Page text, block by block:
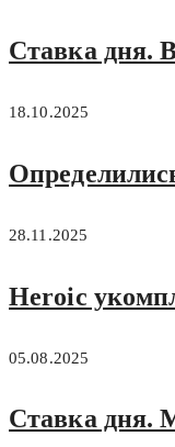
Ставка дня.
18.10.2025
28.11.2025
Heroic
05.08.2025
Ставка дня.